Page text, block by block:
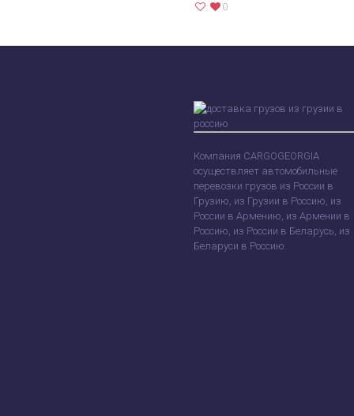
0
Компания CARGOGEORGIA
осуществляет автомобильные
перевозки грузов из России в
Грузию, из Грузии в Россию, из
России в Армению, из Армении в
Россию, из России в Беларусь, из
Беларуси в Россию.